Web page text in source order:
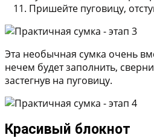
Пришейте пуговицу,
Эта необычная сумка очень
нечем будет заполнить,
застегнув на пуговицу.
Красивый блокнот